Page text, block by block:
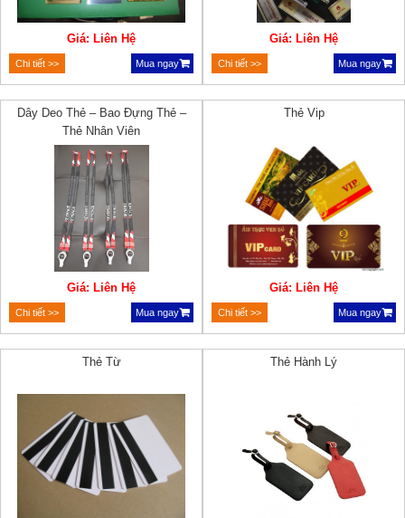
Giá: Liên Hệ
Chi tiết >> Mua ngay
Giá: Liên Hệ
Chi tiết >> Mua ngay
Dây Deo Thẻ – Bao Đựng Thẻ –
Thẻ Nhân Viên
Giá: Liên Hệ
Chi tiết >> Mua ngay
Thẻ Vip
Giá: Liên Hệ
Chi tiết >> Mua ngay
Thẻ Từ Thẻ Hành Lý